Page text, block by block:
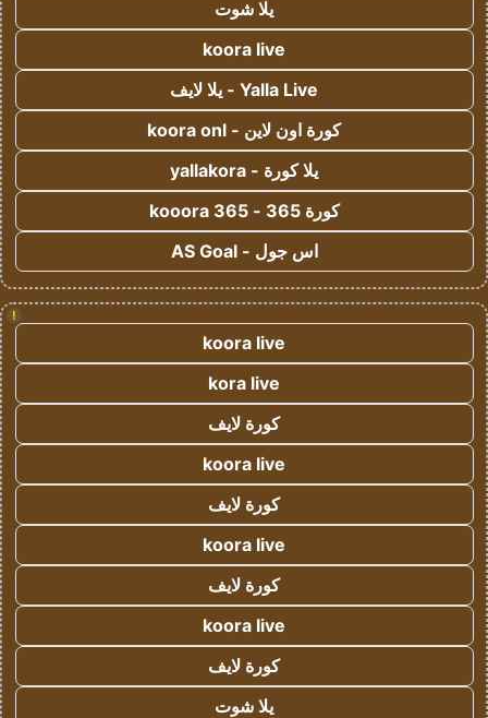
يلا شوت
koora live
Yalla Live - يلا لايف
كورة اون لاين - koora onl
يلا كورة - yallakora
كورة 365 - kooora 365
اس جول - AS Goal
!
koora live
kora live
كورة لايف
koora live
كورة لايف
koora live
كورة لايف
koora live
كورة لايف
يلا شوت